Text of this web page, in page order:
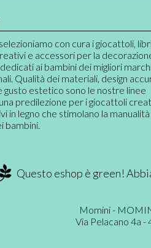
con cura i giocattoli,
e accessori per la
ai bambini dei migliori
Qualità dei materiali, design
gusto estetico sono le nostre linee
predilezione per i giocattoli
in legno che stimolano la manualità
bambini.
Questo eshop è green!
Momini -
Via Pelacano 4a